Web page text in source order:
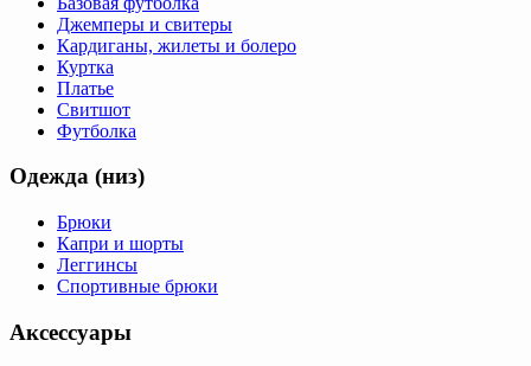
Джемперы и свитеры
Кардиганы, жилеты и болеро
Куртка
Платье
Свитшот
Футболка
Одежда (низ)
Брюки
Капри и шорты
Леггинсы
Спортивные брюки
Аксессуары